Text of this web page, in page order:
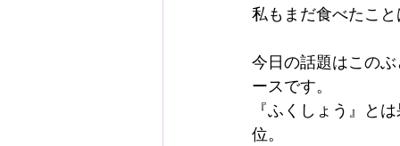
私もまだ食べたこ
今日の話題はこの
ースです。
『ふくしょう』と
位。